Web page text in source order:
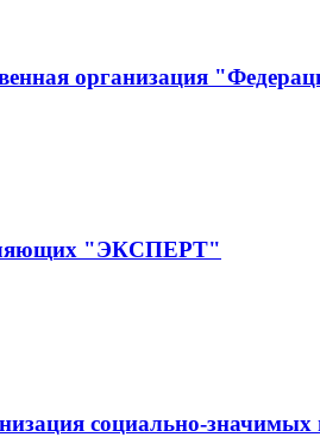
организация
"ЭКСПЕРТ"
социально-